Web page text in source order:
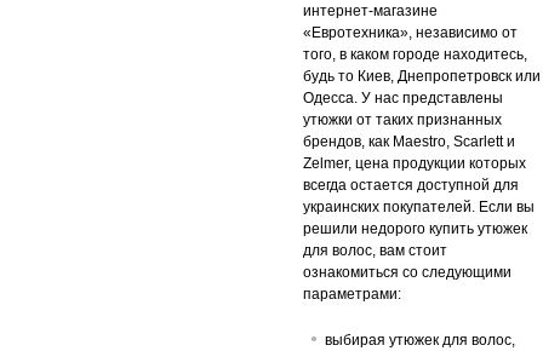
интернет-магазине
«Евротехника», независимо от
того, в каком городе находитесь,
будь то Киев, Днепропетровск или
Одесса. У нас представлены
утюжки от таких признанных
брендов, как Maestro, Scarlett и
Zelmer, цена продукции которых
всегда остается доступной для
украинских покупателей. Если вы
решили недорого купить утюжек
для волос, вам стоит
ознакомиться со следующими
параметрами:
выбирая утюжек для волос,